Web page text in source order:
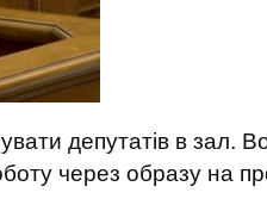
депутатів в зал.
через образу на